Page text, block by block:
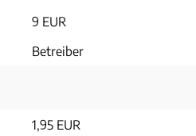
9 EUR
Betreiber
1,95 EUR